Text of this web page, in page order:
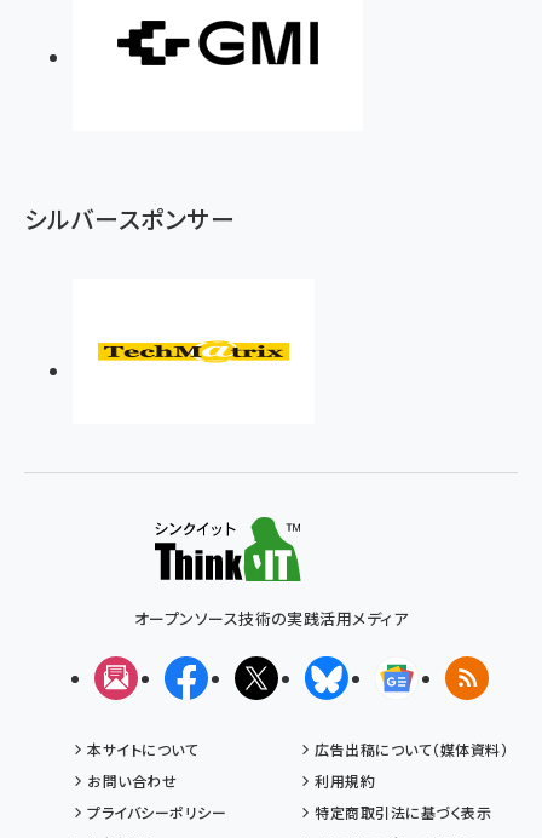
シルバースポンサー
オープンソース技術の実践活用メディア
メルマガFacebookX(エックス)BlueskyGoogleニュ
RSS
本サイトについて
広告出稿について（媒体資料）
お問い合わせ
利用規約
プライバシーポリシー
特定商取引法に基づく表示